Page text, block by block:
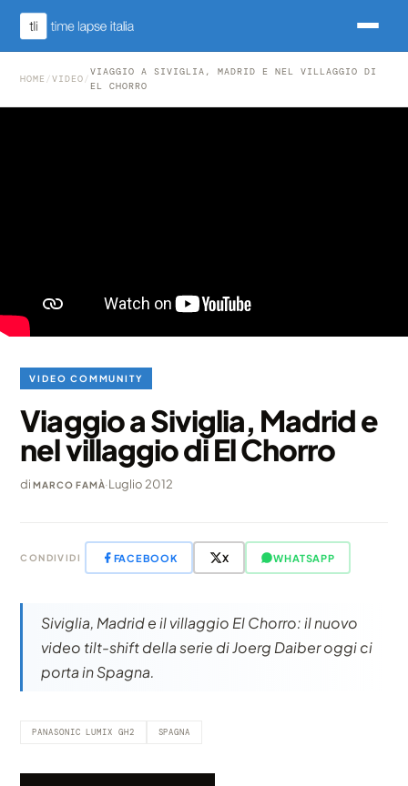
HOME /VIDEO /
VIAGGIO A SIVIGLIA, MADRID E NEL VILLAGGIO DI
EL CHORRO
VIDEO COMMUNITY
Viaggio a Siviglia, Madrid e
nel villaggio di El Chorro
diMARCO FAMÀ·Luglio 2012
CONDIVIDI FACEBOOK X WHATSAPP
Siviglia, Madrid e il villaggio El Chorro: il nuovo
video tilt-shift della serie di Joerg Daiber oggi ci
porta in Spagna.
PANASONIC LUMIX GH2 SPAGNA